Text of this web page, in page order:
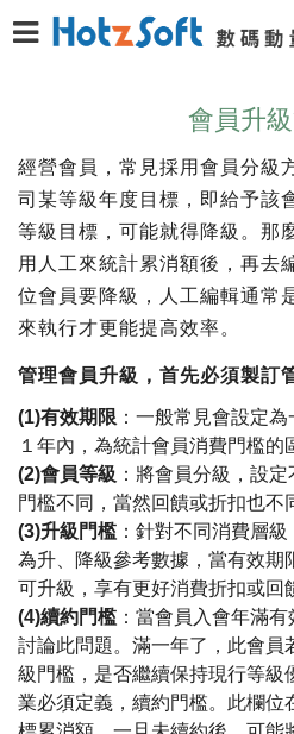
會員升
經營會員，常見採用會員分級
司某等級年度目標，即給予該
等級目標，可能就得降級。那
用人工來統計累消額後，再去
位會員要降級，人工編輯通常
來執行才更能提高效率。
管理會員升級，首先必須製訂
(1)有效期限 ：一般常見會設定
１年內，為統計會員消費門檻的
(2)會員等級 ：將會員分級，設
門檻不同，當然回饋或折扣也不
(3)升級門檻 ：針對不同消費層
為升、降級參考數據，當有效期
可升級，享有更好消費折扣或回
(4)續約門檻 ：當會員入會年滿
討論此問題。滿一年了，此會員
級門檻，是否繼續保持現行等級
業必須定義，續約門檻。此欄位